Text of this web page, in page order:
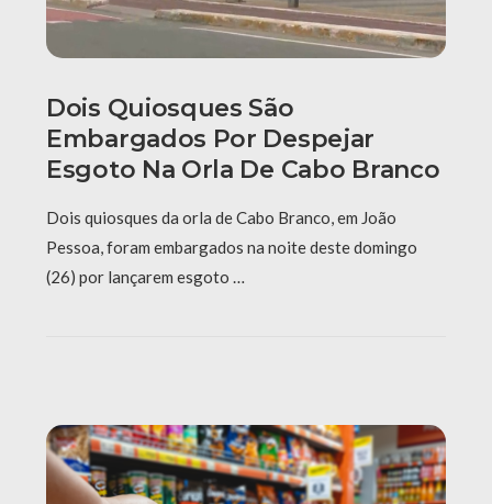
Dois Quiosques São
Embargados Por Despejar
Esgoto Na Orla De Cabo Branco
Dois quiosques da orla de Cabo Branco, em João
Pessoa, foram embargados na noite deste domingo
(26) por lançarem esgoto …